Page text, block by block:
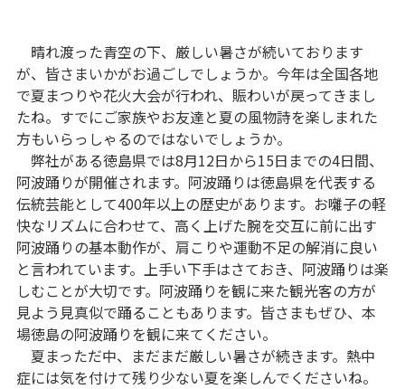
晴れ渡った青空の下、厳しい暑さが続いております
が、皆さまいかがお過ごしでしょうか。今年は全国各地
で夏まつりや花火大会が行われ、賑わいが戻ってきまし
たね。すでにご家族やお友達と夏の風物詩を楽しまれた
方もいらっしゃるのではないでしょうか。
弊社がある徳島県では8月12日から15日までの4日間、
阿波踊りが開催されます。阿波踊りは徳島県を代表する
伝統芸能として400年以上の歴史があります。お囃子の軽
快なリズムに合わせて、高く上げた腕を交互に前に出す
阿波踊りの基本動作が、肩こりや運動不足の解消に良い
と言われています。上手い下手はさておき、阿波踊りは楽
しむことが大切です。阿波踊りを観に来た観光客の方が
見よう見真似で踊ることもあります。皆さまもぜひ、本
場徳島の阿波踊りを観に来てください。
夏まっただ中、まだまだ厳しい暑さが続きます。熱中
症には気を付けて残り少ない夏を楽しんでくださいね。